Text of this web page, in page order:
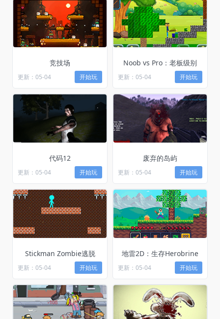
竞技场
更新：05-04 开始玩
Noob vs Pro：老板级别
更新：05-04 开始玩
代码12
更新：05-04 开始玩
废弃的岛屿
更新：05-04 开始玩
Stickman Zombie逃脱
更新：05-04 开始玩
地雷2D：生存Herobrine
更新：05-04 开始玩